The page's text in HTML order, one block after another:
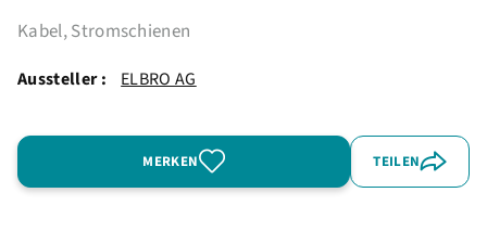
Kabel, Stromschienen
Aussteller : ELBRO AG
MERKEN TEILEN